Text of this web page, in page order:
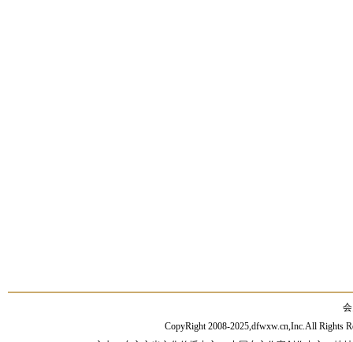
CopyRight 2008-2025,dfwxw.cn,Inc.All Rights